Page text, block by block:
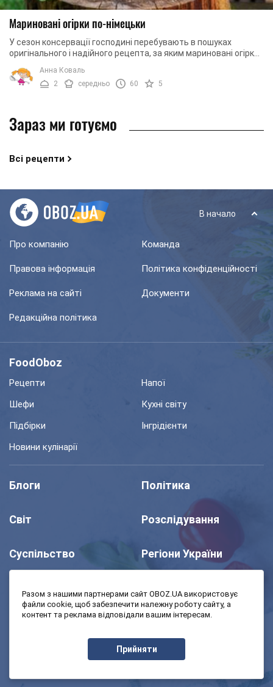
Мариновані огірки по-німецьки
У сезон консервації господині перебувають в пошуках
оригінального і надійного рецепта, за яким мариновані огірки
Анна Коваль
2
середньо 60 5
Зараз ми готуємо
Всі рецепти
В начало
Про компанію Команда
Правова інформація Політика конфіденційності
Реклама на сайті Документи
Редакційна політика
FoodOboz
Рецепти
Напої
Шефи
Кухні світу
Підбірки
Інгрідієнти
Новини кулінарії
Блоги Політика
Світ Розслідування
Суспільство Регіони України
Шоу Спорт
Моя школа
Економіка
Разом з нашими партнерами сайт OBOZ.UA використовує
файли cookie, щоб забезпечити належну роботу сайту, а
контент та реклама відповідали вашим інтересам.
Прийняти